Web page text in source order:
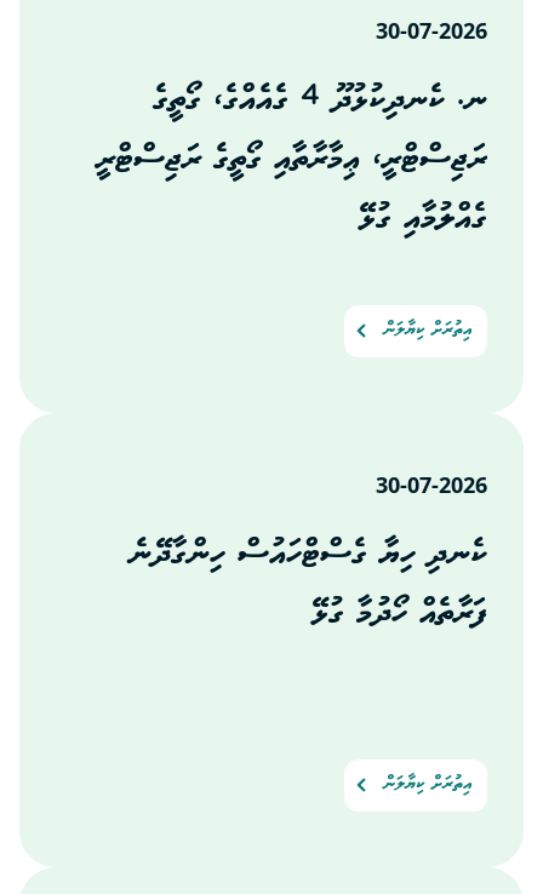
30-07-2026
ނ. ކެނދިކުޅުދޫ 4 ގެއެއްގެ، ގޯތީގެ
ރަޖިސްޓްރީ، ޢިމާރާތާއި ގޯތީގެ ރަޖިސްޓްރީ
ގެއްލުމާއި ގުޅޭ
އިތުރަށް ކިޔާލަން
30-07-2026
ކެނދި ހިޔާ ގެސްޓްހައުސް ހިންގާދޭނެ
ފަރާތެއް ހޯދުމާ ގުޅޭ
އިތުރަށް ކިޔާލަން